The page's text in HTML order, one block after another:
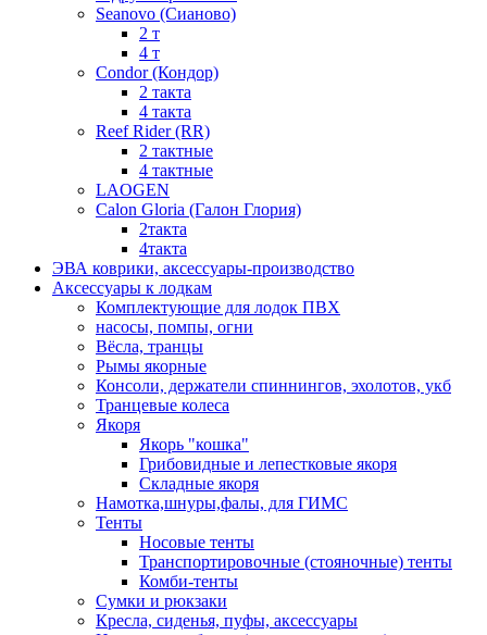
Seanovo (Сианово)
2 т
4 т
Condor (Кондор)
2 такта
4 такта
Reef Rider (RR)
2 тактные
4 тактные
LAOGEN
Calon Gloria (Галон Глория)
2такта
4такта
ЭВА коврики, аксессуары-производство
Аксессуары к лодкам
Комплектующие для лодок ПВХ
насосы, помпы, огни
Вёсла, транцы
Рымы якорные
Консоли, держатели спиннингов, эхолотов, укб
Транцевые колеса
Якоря
Якорь "кошка"
Грибовидные и лепестковые якоря
Складные якоря
Намотка,шнуры,фалы, для ГИМС
Тенты
Носовые тенты
Транспортировочные (стояночные) тенты
Комби-тенты
Сумки и рюкзаки
Кресла, сиденья, пуфы, аксессуары